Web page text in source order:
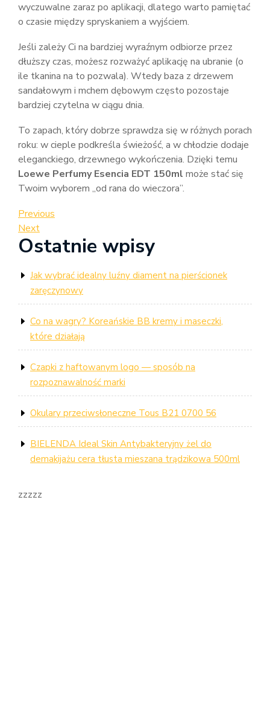
wyczuwalne zaraz po aplikacji, dlatego warto pamiętać
o czasie między spryskaniem a wyjściem.
Jeśli zależy Ci na bardziej wyraźnym odbiorze przez
dłuższy czas, możesz rozważyć aplikację na ubranie (o
ile tkanina na to pozwala). Wtedy baza z drzewem
sandałowym i mchem dębowym często pozostaje
bardziej czytelna w ciągu dnia.
To zapach, który dobrze sprawdza się w różnych porach
roku: w cieple podkreśla świeżość, a w chłodzie dodaje
eleganckiego, drzewnego wykończenia. Dzięki temu
Loewe Perfumy Esencia EDT 150ml może stać się
Twoim wyborem „od rana do wieczora”.
Nawigacja
wpisu
Previous
Post
Previous
Next
Post
Next
Ostatnie wpisy
Jak wybrać idealny luźny diament na pierścionek
zaręczynowy
Co na wagry? Koreańskie BB kremy i maseczki,
które działają
Czapki z haftowanym logo — sposób na
rozpoznawalność marki
Okulary przeciwsłoneczne Tous B21 0700 56
BIELENDA Ideal Skin Antybakteryjny żel do
demakijażu cera tłusta mieszana trądzikowa 500ml
zzzzz